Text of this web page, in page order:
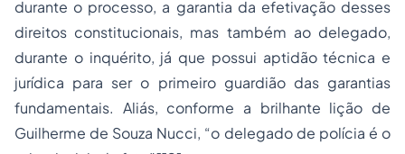
durante o processo, a garantia da efetivação desses
direitos constitucionais, mas também ao delegado,
durante o inquérito, já que possui aptidão técnica e
jurídica para ser o primeiro guardião das garantias
fundamentais. Aliás, conforme a brilhante lição de
Guilherme de Souza Nucci, “o delegado de polícia é o